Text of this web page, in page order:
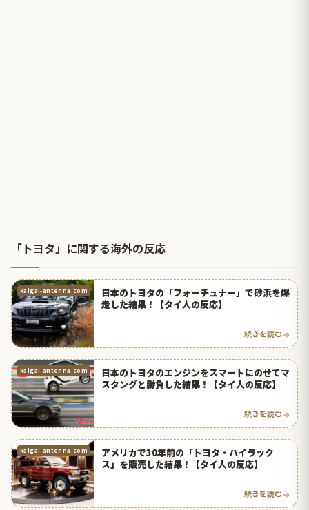
「トヨタ」に関する海外の反応
kaigai-antenna.com
日本のトヨタの「フォーチュナー」で砂浜を爆
走した結果！【タイ人の反応】
続きを読む
kaigai-antenna.com
日本のトヨタのエンジンをスマートにのせてマ
スタングと勝負した結果！【タイ人の反応】
続きを読む
kaigai-antenna.com
アメリカで30年前の「トヨタ・ハイラック
ス」を販売した結果！【タイ人の反応】
続きを読む